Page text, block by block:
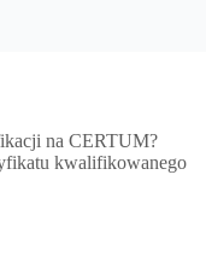
na CERTUM?
kwalifikowanego